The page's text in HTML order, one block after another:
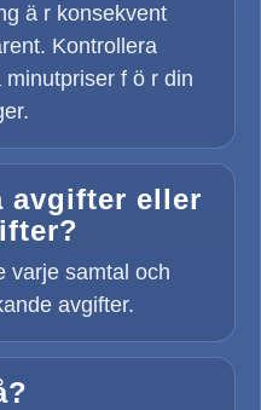
ä r konsekvent
Kontrollera
f ö r din
avgifter eller
varje samtal och
avgifter.